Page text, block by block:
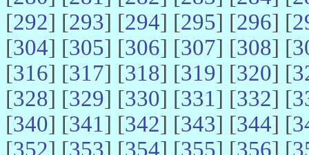
[292] [293] [294] [295] [296] [
[304] [305] [306] [307] [308] [
[316] [317] [318] [319] [320] [
[328] [329] [330] [331] [332] [
[340] [341] [342] [343] [344] [
[352] [353] [354] [355] [356] [